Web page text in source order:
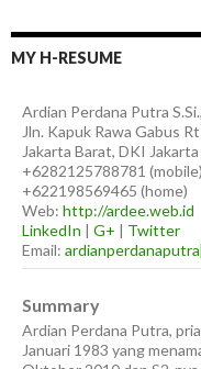
MY H-RESUME
Ardian Perdana Putra
Jln. Kapuk Rawa Gabus
Jakarta Barat, DKI Jakarta
+6282125788781 (mobile)
+622198569465 (home)
Web: http://ardee.web.id
LinkedIn | G+ | Twitter
Email:
Summary
Ardian Perdana Putra,
Januari 1983 yang